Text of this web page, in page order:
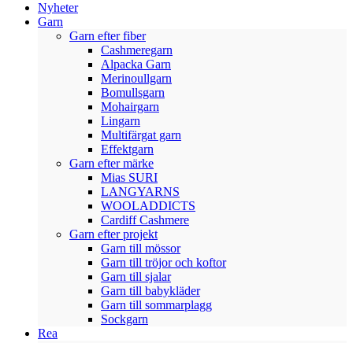
Nyheter
Garn
Garn efter fiber
Cashmeregarn
Alpacka Garn
Merinoullgarn
Bomullsgarn
Mohairgarn
Lingarn
Multifärgat garn
Effektgarn
Garn efter märke
Mias SURI
LANGYARNS
WOOLADDICTS
Cardiff Cashmere
Garn efter projekt
Garn till mössor
Garn till tröjor och koftor
Garn till sjalar
Garn till babykläder
Garn till sommarplagg
Sockgarn
Rea